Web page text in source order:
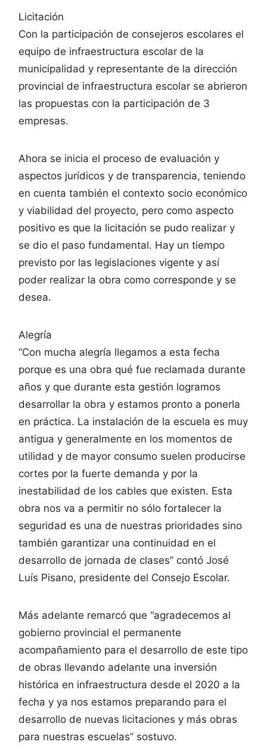
Licitación
Con la participación de consejeros escolares el
equipo de infraestructura escolar de la
municipalidad y representante de la dirección
provincial de infraestructura escolar se abrieron
las propuestas con la participación de 3
empresas.
Ahora se inicia el proceso de evaluación y
aspectos jurídicos y de transparencia, teniendo
en cuenta también el contexto socio económico
y viabilidad del proyecto, pero como aspecto
positivo es que la licitación se pudo realizar y
se dio el paso fundamental. Hay un tiempo
previsto por las legislaciones vigente y así
poder realizar la obra como corresponde y se
desea.
Alegría
“Con mucha alegría llegamos a esta fecha
porque es una obra qué fue reclamada durante
años y que durante esta gestión logramos
desarrollar la obra y estamos pronto a ponerla
en práctica. La instalación de la escuela es muy
antigua y generalmente en los momentos de
utilidad y de mayor consumo suelen producirse
cortes por la fuerte demanda y por la
inestabilidad de los cables que existen. Esta
obra nos va a permitir no sólo fortalecer la
seguridad es una de nuestras prioridades sino
también garantizar una continuidad en el
desarrollo de jornada de clases” contó José
Luís Pisano, presidente del Consejo Escolar.
Más adelante remarcó que “agradecemos al
gobierno provincial el permanente
acompañamiento para el desarrollo de este tipo
de obras llevando adelante una inversión
histórica en infraestructura desde el 2020 a la
fecha y ya nos estamos preparando para el
desarrollo de nuevas licitaciones y más obras
para nuestras escuelas” sostuvo.